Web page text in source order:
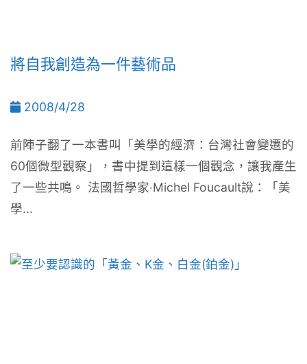
將自我創造為一件藝術品
2008/4/28
前陣子翻了一本書叫「美學的經濟：台灣社會變遷的
60個微型觀察」，書中提到這樣一個觀念，讓我產生
了一些共鳴。 法國哲學家‧Michel Foucault說：「美
學...